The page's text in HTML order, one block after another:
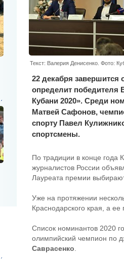
Текст: Валерия Денисенко. Фото:
22 декабря завершится
определит победителя
Кубани 2020». Среди
Матвей Сафонов,
спорту Павел
спортсмены.
По традиции в конце года
журналистов России
Лауреата премии
Уже на протяжении
Краснодарского края, а
Список номинантов 2020
олимпийский чемпион по
Саврасенко